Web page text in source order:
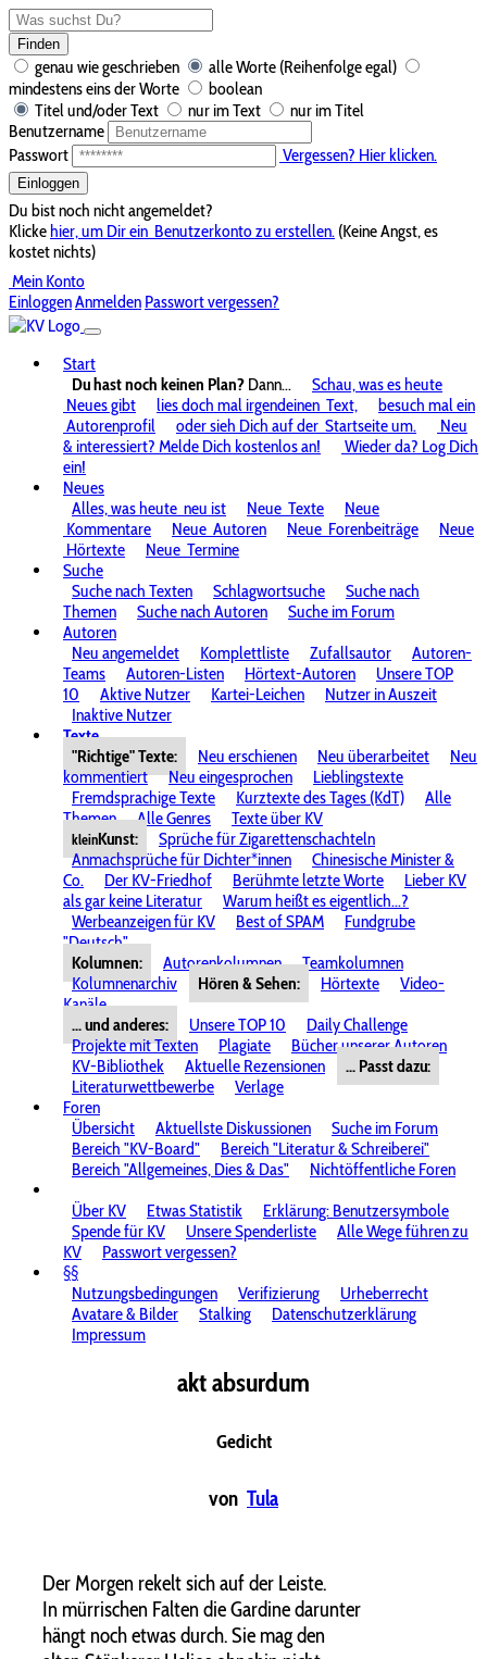
Finden
genau wie geschrieben
alle Worte (Reihenfolge egal)
mindestens eins der Worte
boolean
Titel und/oder Text
nur im Text
nur im Titel
Benutzername
Passwort
Vergessen? Hier klicken.
Einloggen
Du bist noch nicht angemeldet?
Klickehier, um Dir ein Benutzerkonto zu erstellen. (Keine Angst, es
kostet nichts)
Mein Konto
EinloggenAnmelden Passwort vergessen?
Start
Du hast noch keinen Plan? Dann...
Schau, was es heute
Neues gibt
lies doch mal irgendeinen Text,
besuch mal ein
Autorenprofil
oder sieh Dich auf der Startseite um.
Neu
& interessiert? Melde Dich kostenlos an!
Wieder da? Log Dich
ein!
Neues
Alles, was heute neu ist Neue Texte
Neue
Kommentare
Neue Autoren Neue Forenbeiträge
Neue
Hörtexte
Neue Termine
Suche
Suche nach Texten
Schlagwortsuche
Suche nach
Themen
Suche nach Autoren
Suche im Forum
Autoren
Neu angemeldet
Komplettliste Zufallsautor
Autoren-
Teams
Autoren-Listen Hörtext-Autoren
Unsere TOP
10
Aktive Nutzer Kartei-Leichen
Nutzer in Auszeit
Inaktive Nutzer
Texte
"Richtige" Texte:
Neu erschienen Neu überarbeitet
Neu
kommentiert
Neu eingesprochen
Lieblingstexte
Fremdsprachige Texte
Kurztexte des Tages (KdT)
Alle
Themen
Alle Genres Texte über KV
kleinKunst:
Sprüche für Zigarettenschachteln
Anmachsprüche für Dichter*innen
Chinesische Minister &
Co.
Der KV-Friedhof Berühmte letzte Worte
Lieber KV
als gar keine Literatur
Warum heißt es eigentlich...?
Werbeanzeigen für KV
Best of SPAM
Fundgrube
"Deutsch"
Kolumnen:
Autorenkolumnen
Teamkolumnen
Kolumnenarchiv
Hören & Sehen: Hörtexte
Video-
Kanäle
... und anderes:
Unsere TOP 10
Daily Challenge
Projekte mit Texten
Plagiate
Bücher unserer Autoren
KV-Bibliothek
Aktuelle Rezensionen
... Passt dazu:
Literaturwettbewerbe
Verlage
Foren
Übersicht
Aktuellste Diskussionen
Suche im Forum
Bereich "KV-Board"
Bereich "Literatur & Schreiberei"
Bereich "Allgemeines, Dies & Das"
Nichtöffentliche Foren
Über KV
Etwas Statistik
Erklärung: Benutzersymbole
Spende für KV
Unsere Spenderliste
Alle Wege führen zu
KV
Passwort vergessen?
§§
Nutzungsbedingungen
Verifizierung
Urheberrecht
Avatare & Bilder
Stalking
Datenschutzerklärung
Impressum
akt absurdum
Gedicht
von Tula
Der Morgen rekelt sich auf der Leiste.
In mürrischen Falten die Gardine darunter
hängt noch etwas durch. Sie mag den